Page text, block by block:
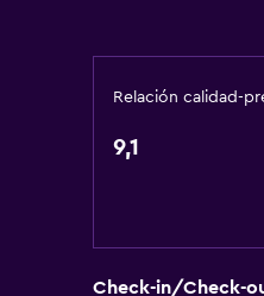
Relación calidad-
9,1
Check-in/Check-